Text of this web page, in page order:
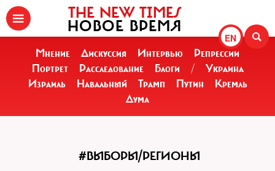
EN
THE NEW TIMES
НОВОЕ ВРЕМЯ
Мнение Дискуссия Интервью
Репрессии
Портрет
Расследование Блоги /
Украина
Израиль
Навальный Трамп Путин
Кремль
Дума
#ВЫБОРЫ/РЕГИОНЫ